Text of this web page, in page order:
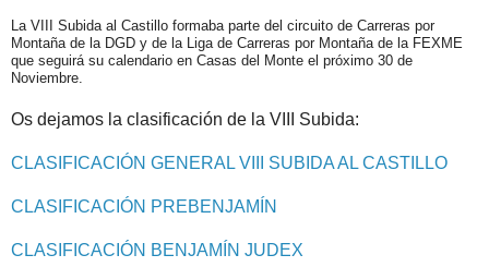
La VIII Subida al Castillo formaba parte del circuito de Carreras por
Montaña de la DGD y de la Liga de Carreras por Montaña de la FEXME
que seguirá su calendario en Casas del Monte el próximo 30 de
Noviembre.
Os dejamos la clasificación de la VIII Subida:
CLASIFICACIÓN GENERAL VIII SUBIDA AL CASTILLO
CLASIFICACIÓN PREBENJAMÍN
CLASIFICACIÓN BENJAMÍN JUDEX